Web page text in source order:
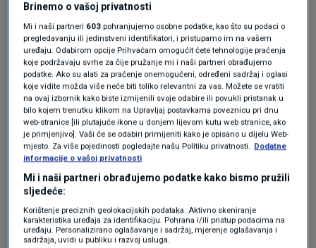
od zaražavanjau provinciji Ituri u
Demokratskoj Republici Kongo te u Kampali i
drugim dijelovima Ugande, pri čemu se
mogućnost širenja ne može u potpunosti
isključiti ni izvan navedenih područja", naveli
su iz Ministarstva za N1.
Uzbuna u Svjetskoj zdravstvenoj
organizaciji: Ubrzano raste broj
SVIJET|19. svi.
Brinemo o vašoj privatnosti
Mi i naši partneri 603 pohranjujemo osobne podatke, kao što su podaci o
pregledavanju ili jedinstveni identifikatori, i pristupamo im na vašem
uređaju. Odabirom opcije Prihvaćam omogućit ćete tehnologije praćenja
koje podržavaju svrhe za čije pružanje mi i naši partneri obrađujemo
podatke. Ako su alati za praćenje onemogućeni, određeni sadržaj i oglasi
koje vidite možda više neće biti toliko relevantni za vas. Možete se vratiti
na ovaj izbornik kako biste izmijenili svoje odabire ili povukli pristanak u
bilo kojem trenutku klikom na Upravljaj postavkama poveznicu pri dnu
web-stranice [ili plutajuće ikone u donjem lijevom kutu web stranice, ako
je primjenjivo]. Vaši će se odabiri primijeniti kako je opisano u dijelu Web-
mjesto. Za više pojedinosti pogledajte našu Politiku privatnosti. Dodatne
informacije o vašoj privatnosti
Mi i naši partneri obrađujemo podatke kako bismo pružili
sljedeće:
Korištenje preciznih geolokacijskih podataka. Aktivno skeniranje
karakteristika uređaja za identifikaciju. Pohrana i/ili pristup podacima na
uređaju. Personalizirano oglašavanje i sadržaj, mjerenje oglašavanja i
sadržaja, uvidi u publiku i razvoj usluga.